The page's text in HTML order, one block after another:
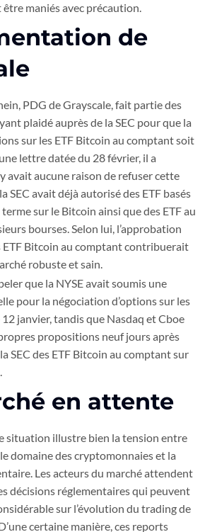
maniés avec précaution.
de
PDG de Grayscale, fait partie des
plaidé auprès de la SEC pour que la
sur les ETF Bitcoin au comptant soit
lettre datée du 28 février, il a
avait aucune raison de refuser cette
SEC avait déjà autorisé des ETF basés
sur le Bitcoin ainsi que des ETF au
bourses. Selon lui, l’approbation
ETF Bitcoin au comptant contribuerait
robuste et sain.
que la NYSE avait soumis une
pour la négociation d’options sur les
janvier, tandis que Nasdaq et Cboe
propositions neuf jours après
SEC des ETF Bitcoin au comptant sur
en attente
situation illustre bien la tension entre
domaine des cryptomonnaies et la
Les acteurs du marché attendent
décisions réglementaires qui peuvent
sur l’évolution du trading de
certaine manière, ces reports